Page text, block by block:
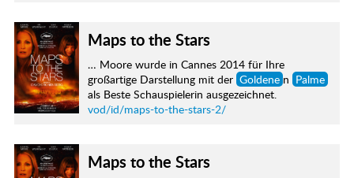
Maps to the Stars
… Moore wurde in Cannes 2014 für Ihre
großartige Darstellung mit der Goldene n Palme
als Beste Schauspielerin ausgezeichnet.
vod/id/maps-to-the-stars-2/
Maps to the Stars